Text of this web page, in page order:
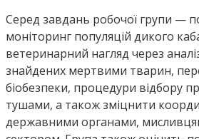
Серед завдань робочої групи —
моніторинг популяцій дикого
ветеринарний нагляд через аналіз
знайдених мертвими тварин,
біобезпеки, процедури відбору
тушами, а також зміцнити
державними органами,